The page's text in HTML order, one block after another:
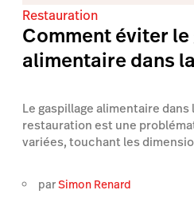
Restauration
Comment éviter
alimentaire dans
Le gaspillage alimentaire
restauration est une
variées, touchant les
parSimon Renard